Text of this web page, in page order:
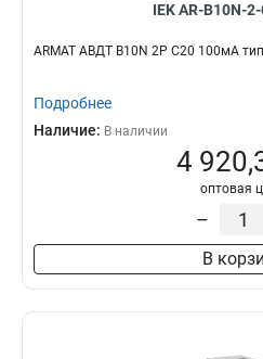
IEK AR-B10N-
ARMAT АВДТ B10N 2P C20 100мА
Подробнее
Наличие: В наличии
4
оптовая
–
В